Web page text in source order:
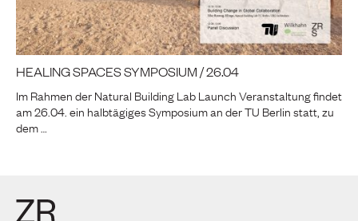
HEALING SPACES SYMPOSIUM / 26.04
Im Rahmen der Natural Building Lab Launch Veranstaltung findet
am 26.04. ein halbtägiges Symposium an der TU Berlin statt, zu
dem …